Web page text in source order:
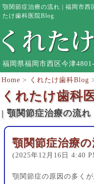
顎関節症治療の流れ | 福岡市西
たけ歯科医院Blog
福岡県福岡市西区今津
Home > くれたけ歯科Blog
くれたけ歯科
| 顎関節症治療の流れ
顎関節症治療
(2025年12月16日 4:40
顎関節症の原因の多く